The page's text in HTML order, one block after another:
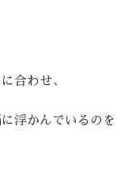
合わせ、
浮かんでいるのを